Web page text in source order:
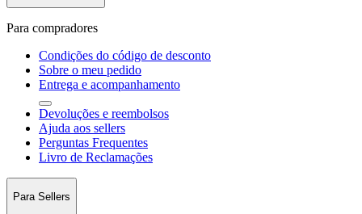
Para compradores
Condições do código de desconto
Sobre o meu pedido
Entrega e acompanhamento
Devoluções e reembolsos
Ajuda aos sellers
Perguntas Frequentes
Livro de Reclamações
Para Sellers